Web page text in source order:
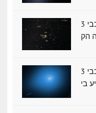
השביט הבין־כוכבי 3I/ATLAS יגיע
הכוכב השביטי הבין־כוכבי 3I/ATLAS